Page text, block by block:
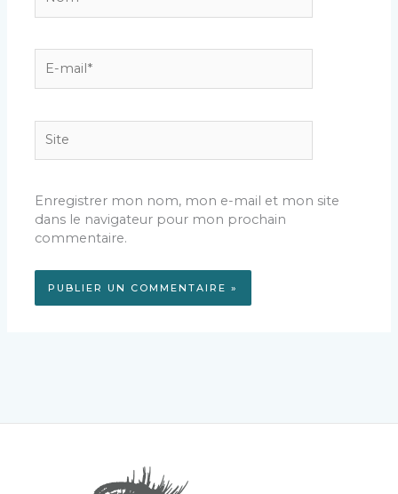
mail*
Enregistrer mon nom, mon e-mail et mon site
dans le navigateur pour mon prochain
commentaire.